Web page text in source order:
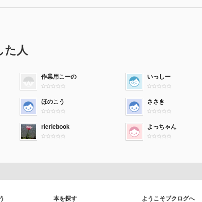
た人
作業用こーの いっしー
ほのこう ささき
rieriebook よっちゃん
本を探す ようこそブクログへ